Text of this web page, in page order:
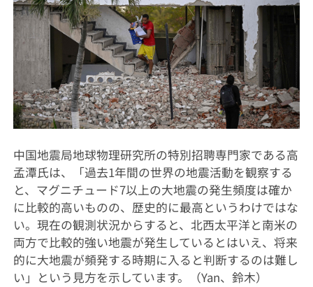
中国地震局地球物理研究所の特別招聘専門家である高
孟潭氏は、「過去1年間の世界の地震活動を観察する
と、マグニチュード7以上の大地震の発生頻度は確か
に比較的高いものの、歴史的に最高というわけではな
い。現在の観測状況からすると、北西太平洋と南米の
両方で比較的強い地震が発生しているとはいえ、将来
的に大地震が頻発する時期に入ると判断するのは難し
い」という見方を示しています。（Yan、鈴木）